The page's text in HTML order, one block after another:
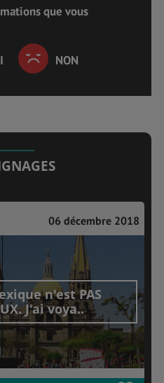
que vous
NON
06 décembre 2018
n'est PAS
J'ai voya..